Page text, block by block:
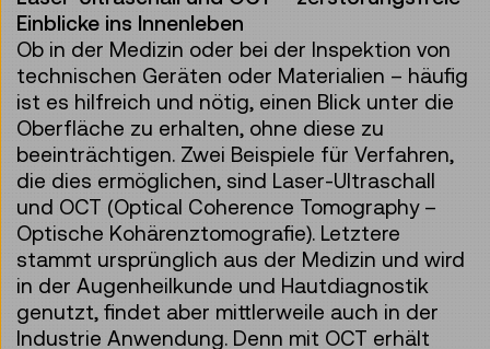
Einblicke ins Innenleben
Ob in der Medizin oder bei der Inspektion von
technischen Geräten oder Materialien – häufig
ist es hilfreich und nötig, einen Blick unter die
Oberfläche zu erhalten, ohne diese zu
beeinträchtigen. Zwei Beispiele für Verfahren,
die dies ermöglichen, sind Laser-Ultraschall
und OCT (Optical Coherence Tomography –
Optische Kohärenztomografie). Letztere
stammt ursprünglich aus der Medizin und wird
in der Augenheilkunde und Hautdiagnostik
genutzt, findet aber mittlerweile auch in der
Industrie Anwendung. Denn mit OCT erhält